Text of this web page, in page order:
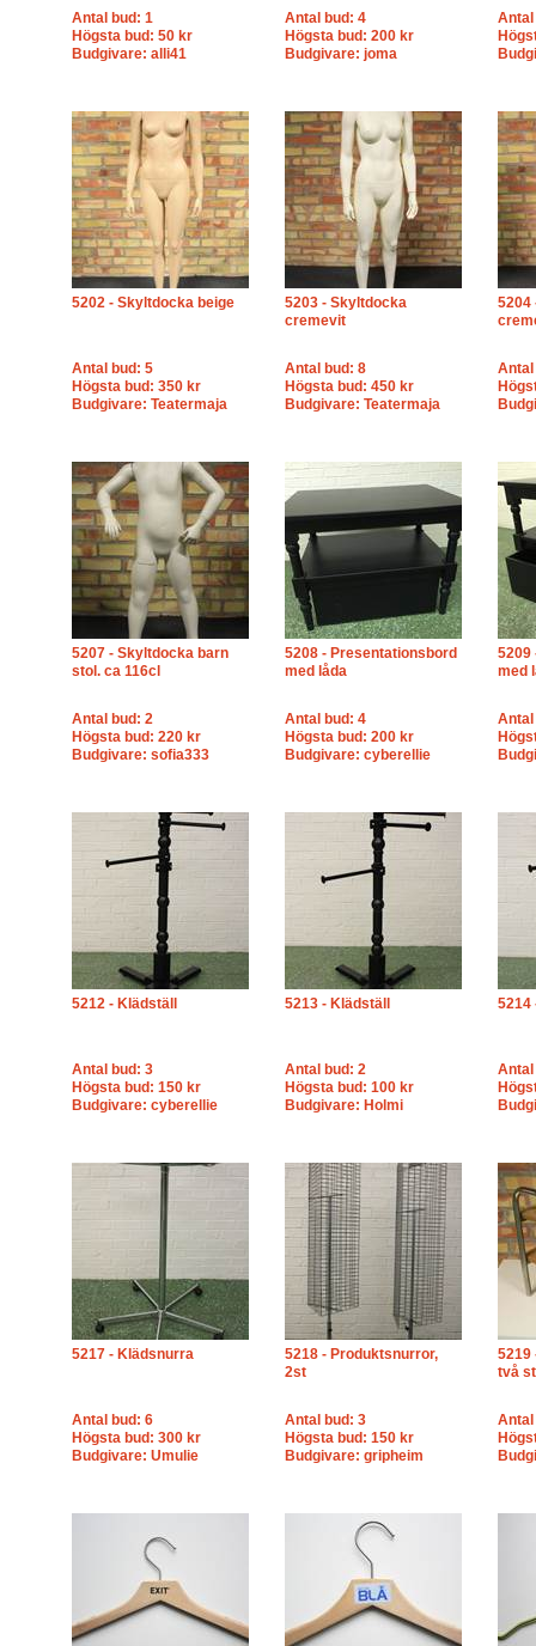
Antal bud: 1
Högsta bud: 50 kr
Budgivare: alli41
Antal bud: 4
Högsta bud: 200 kr
Budgivare: joma
Antal
5202 - Skyltdocka beige
Antal bud: 5
Högsta bud: 350 kr
Budgivare: Teatermaja
5203 - Skyltdocka
cremevit
Antal bud: 8
Högsta bud: 450 kr
Budgivare: Teatermaja
5204
Antal
5207 - Skyltdocka barn
stol. ca 116cl
Antal bud: 2
Högsta bud: 220 kr
Budgivare: sofia333
5208 - Presentationsbord
med låda
Antal bud: 4
Högsta bud: 200 kr
Budgivare: cyberellie
5209
med
Antal
5212 - Klädställ
Antal bud: 3
Högsta bud: 150 kr
Budgivare: cyberellie
5213 - Klädställ
Antal bud: 2
Högsta bud: 100 kr
Budgivare: Holmi
5214
Antal
5217 - Klädsnurra
Antal bud: 6
Högsta bud: 300 kr
Budgivare: Umulie
5218 - Produktsnurror,
2st
Antal bud: 3
Högsta bud: 150 kr
Budgivare: gripheim
5219
två
Antal